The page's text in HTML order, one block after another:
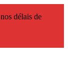
délais de